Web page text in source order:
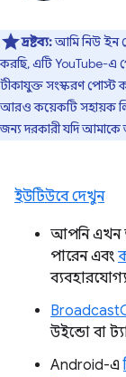
দ্রষ্টব্য:আমি নিউ ইন
করছি, এটি YouTube-এ
টীকাযুক্ত সংস্করণ পোস্ট
আরও কয়েকটি সহায়ক
জন্য দরকারী যদি আমাকে
ইউটিউবে দেখুন
আপনি এখন
পারেন এবং
উইন্ডো বা
Android-এ